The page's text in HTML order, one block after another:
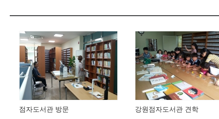
점자도서관 방문 강원점자도서관 견학